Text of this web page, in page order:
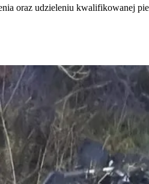
oraz udzieleniu kwalifikowanej